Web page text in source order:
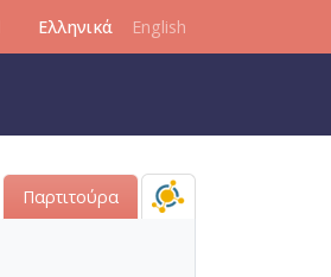
Ελληνικά English
Παρτιτούρα